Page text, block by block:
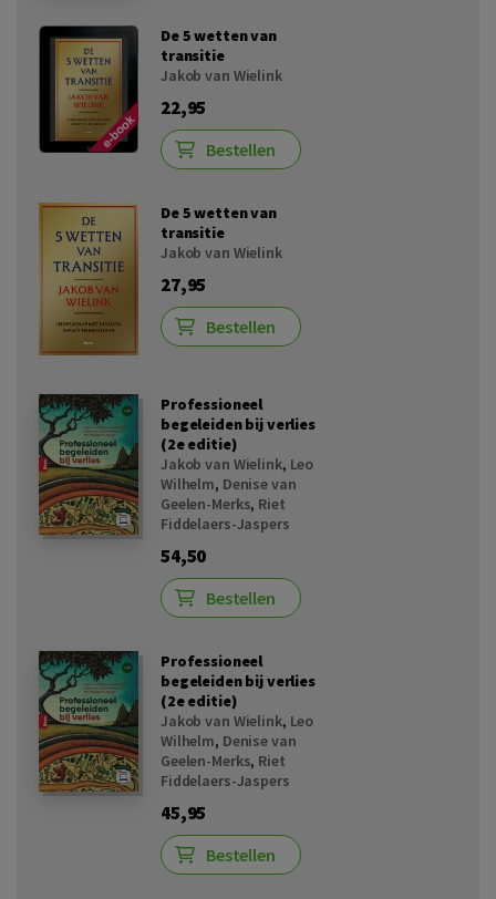
De 5 wetten van
transitie
Jakob van Wielink
22,95
Bestellen
De 5 wetten van
transitie
Jakob van Wielink
27,95
Bestellen
Professioneel
begeleiden bij verlies
(2e editie)
Jakob van Wielink, Leo
Wilhelm, Denise van
Geelen-Merks, Riet
Fiddelaers-Jaspers
54,50
Bestellen
Professioneel
begeleiden bij verlies
(2e editie)
Jakob van Wielink, Leo
Wilhelm, Denise van
Geelen-Merks, Riet
Fiddelaers-Jaspers
45,95
Bestellen